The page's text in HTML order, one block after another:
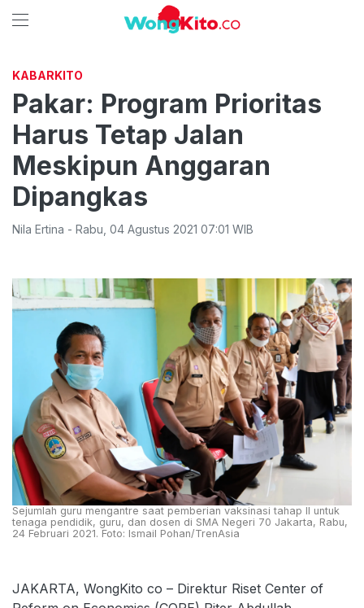
KABARKITO
Pakar: Program Prioritas
Harus Tetap Jalan
Meskipun Anggaran
Dipangkas
Nila Ertina - Rabu 04 Agustus 2021 07:01 WIB
Sejumlah guru mengantre saat pemberian vaksinasi tahap II untuk
tenaga pendidik, guru, dan dosen di SMA Negeri 70 Jakarta, Rabu,
24 Februari 2021. Foto: Ismail Pohan/TrenAsia
JAKARTA, WongKito co – Direktur Riset Center of